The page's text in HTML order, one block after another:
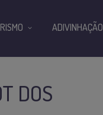
DOS
ADIVINHAÇÃO